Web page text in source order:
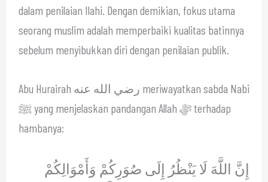
dalam penilaian Ilahi. Dengan demikian, fokus utama
seorang muslim adalah memperbaiki kualitas batinnya
sebelum menyibukkan diri dengan penilaian publik.
Abu Hurairah رضي الله عنه meriwayatkan sabda Nabi
ﷺ yang menjelaskan pandangan Allah ﷻ terhadap
hambanya:
إِنَّ اللَّهَ لَا يَنْظُرُ إِلَى صُوَرِكُمْ وَأَمْوَالِكُمْ